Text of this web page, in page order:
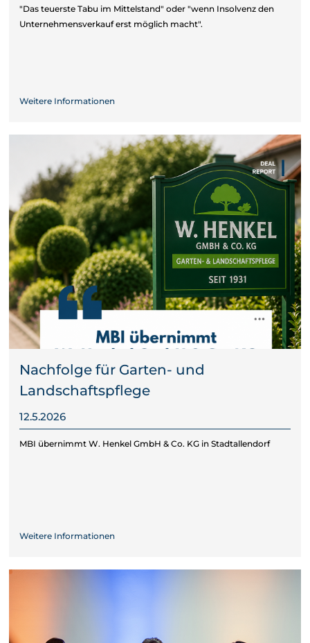
"Das teuerste Tabu im Mittelstand" oder "wenn Insolvenz den
Unternehmensverkauf erst möglich macht".
Weitere Informationen
Nachfolge für Garten- und
Landschaftspflege
12.5.2026
MBI übernimmt W. Henkel GmbH & Co. KG in Stadtallendorf
Weitere Informationen